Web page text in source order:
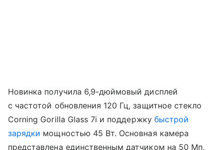
Новинка получила 6,9-дюймовый дисплей
с частотой обновления 120 Гц, защитное стекло
Corning Gorilla Glass 7i и поддержку быстрой
зарядки мощностью 45 Вт. Основная камера
представлена единственным датчиком на 50 Мп,